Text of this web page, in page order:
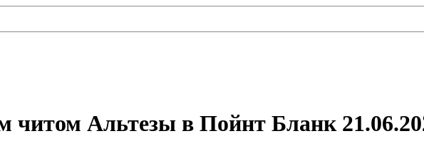
Альтезы в Пойнт Бланк